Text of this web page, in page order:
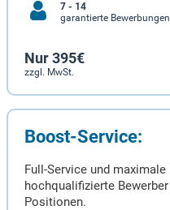
7 - 14
garantierte Bewerbungen
Nur 395€
zzgl. MwSt.
Boost-Service:
Full-Service und
hochqualifizierte
Positionen.